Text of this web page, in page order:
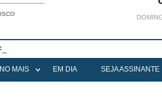
Elena Menoia Cesarin
MAIS EM DIA SEJA ASSINANTE